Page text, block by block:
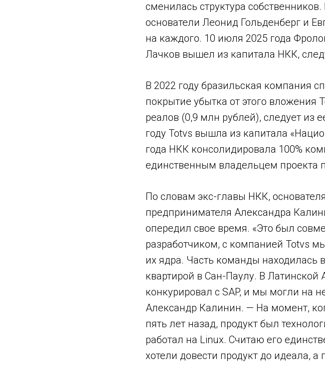
сменилась структура
основатели Леонид Гольденберг и
на каждого. 10 июля 2025 года
Лачков вышел из капитала НКК,
В 2022 году бразильская компания
покрытие убытка от этого вложения
реалов (0,9 млн рублей), следует из
году Totvs вышла из капитала
года НКК консолидировала 100%
единственным владельцем проекта
По словам экс-главы НКК,
предпринимателя Александра
опередил свое время. «Это был
разработчиком, с компанией Totvs
их ядра. Часть команды находилась
квартирой в Сан-Паулу. В Латинской
конкурировал с SAP, и мы могли на
Александр Калинин. — На момент,
пять лет назад, продукт был
работал на Linux. Считаю его
хотели довести продукт до идеала,